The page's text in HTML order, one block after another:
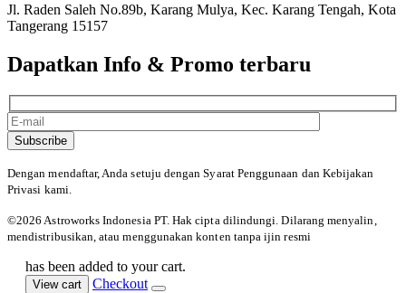
Jl. Raden Saleh No.89b, Karang Mulya, Kec. Karang Tengah, Kota
Tangerang 15157
Dapatkan Info & Promo terbaru
Subscribe
Dengan mendaftar, Anda setuju dengan Syarat Penggunaan dan Kebijakan
Privasi kami.
©️2026 Astroworks Indonesia PT. Hak cipta dilindungi. Dilarang menyalin,
mendistribusikan, atau menggunakan konten tanpa ijin resmi
has been added to your cart.
View cart Checkout